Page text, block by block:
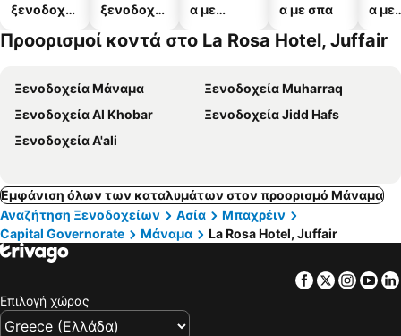
ξενοδοχεί
ξενοδοχεί
α με
α με σπα
α με
Προορισμοί κοντά στο La Rosa Hotel, Juffair
Ξενοδοχεία Μάναμα
Ξενοδοχεία Muharraq
Ξενοδοχεία Al Khobar
Ξενοδοχεία Jidd Hafs
Ξενοδοχεία A'ali
Εμφάνιση όλων των καταλυμάτων στον προορισμό Μάναμα
Αναζήτηση Ξενοδοχείων
Ασία
Μπαχρέιν
Capital Governorate
Μάναμα La Rosa Hotel, Juffair
Facebook
Twitter
Επιλογή χώρας